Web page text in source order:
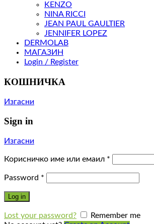
KENZO
NINA RICCI
JEAN PAUL GAULTIER
JENNIFER LOPEZ
DERMOLAB
МАГАЗИН
Login / Register
КОШНИЧКА
Изгасни
Sign in
Изгасни
Корисничко име или емаил *
Password *
Log in
Lost your password?
Remember me